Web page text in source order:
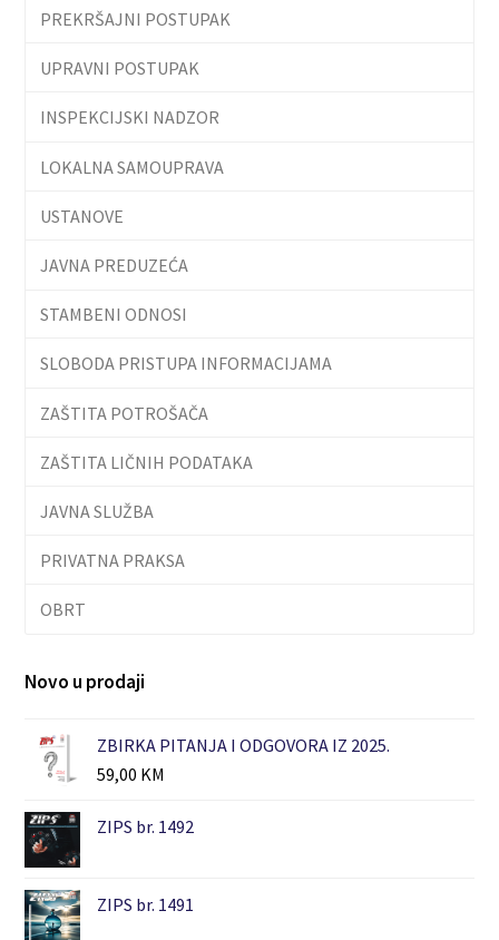
PREKRŠAJNI POSTUPAK
UPRAVNI POSTUPAK
INSPEKCIJSKI NADZOR
LOKALNA SAMOUPRAVA
USTANOVE
JAVNA PREDUZEĆA
STAMBENI ODNOSI
SLOBODA PRISTUPA INFORMACIJAMA
ZAŠTITA POTROŠAČA
ZAŠTITA LIČNIH PODATAKA
JAVNA SLUŽBA
PRIVATNA PRAKSA
OBRT
Novo u prodaji
ZBIRKA PITANJA I ODGOVORA IZ 2025.
59,00 KM
ZIPS br. 1492
ZIPS br. 1491